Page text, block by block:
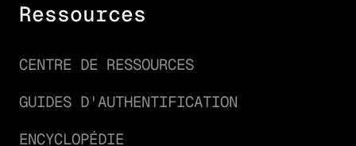
Ressources
CENTRE DE RESSOURCES
GUIDES D'AUTHENTIFICATION
ENCYCLOPÉDIE